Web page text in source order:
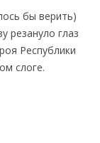
бы верить)
резануло глаз
Республики
слоге.